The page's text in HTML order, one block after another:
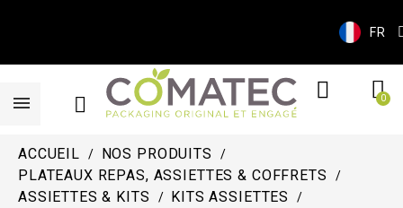
FR
ACCUEIL
NOS PRODUITS
PLATEAUX REPAS, ASSIETTES & COFFRETS
ASSIETTES & KITS
KITS ASSIETTES